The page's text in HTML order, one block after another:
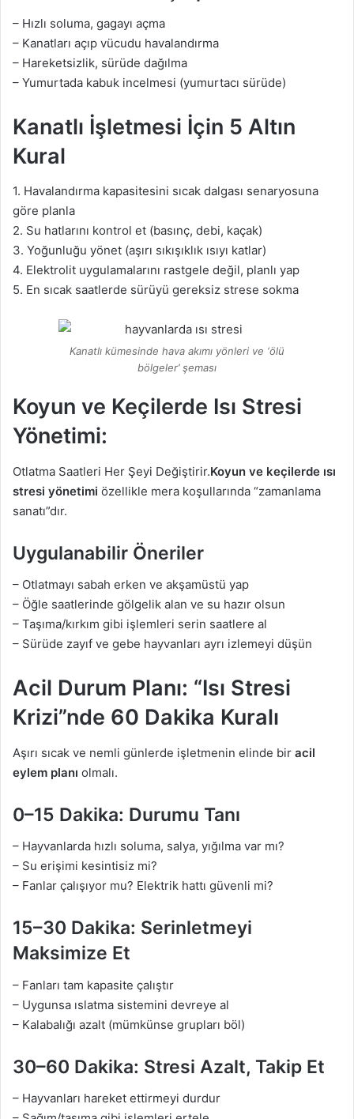
– Hızlı soluma, gagayı açma
– Kanatları açıp vücudu havalandırma
– Hareketsizlik, sürüde dağılma
– Yumurtada kabuk incelmesi (yumurtacı sürüde)
Kanatlı İşletmesi İçin 5 Altın
Kural
1. Havalandırma kapasitesini sıcak dalgası senaryosuna
göre planla
2. Su hatlarını kontrol et (basınç, debi, kaçak)
3. Yoğunluğu yönet (aşırı sıkışıklık ısıyı katlar)
4. Elektrolit uygulamalarını rastgele değil, planlı yap
5. En sıcak saatlerde sürüyü gereksiz strese sokma
Kanatlı kümesinde hava akımı yönleri ve ‘ölü
bölgeler’ şeması
Koyun ve Keçilerde Isı Stresi
Yönetimi:
Otlatma Saatleri Her Şeyi Değiştirir.Koyun ve keçilerde ısı
stresi yönetimi özellikle mera koşullarında “zamanlama
sanatı”dır.
Uygulanabilir Öneriler
– Otlatmayı sabah erken ve akşamüstü yap
– Öğle saatlerinde gölgelik alan ve su hazır olsun
– Taşıma/kırkım gibi işlemleri serin saatlere al
– Sürüde zayıf ve gebe hayvanları ayrı izlemeyi düşün
Acil Durum Planı: “Isı Stresi
Krizi”nde 60 Dakika Kuralı
Aşırı sıcak ve nemli günlerde işletmenin elinde bir acil
eylem planı olmalı.
0–15 Dakika: Durumu Tanı
– Hayvanlarda hızlı soluma, salya, yığılma var mı?
– Su erişimi kesintisiz mi?
– Fanlar çalışıyor mu? Elektrik hattı güvenli mi?
15–30 Dakika: Serinletmeyi
Maksimize Et
– Fanları tam kapasite çalıştır
– Uygunsa ıslatma sistemini devreye al
– Kalabalığı azalt (mümkünse grupları böl)
30–60 Dakika: Stresi Azalt, Takip Et
– Hayvanları hareket ettirmeyi durdur